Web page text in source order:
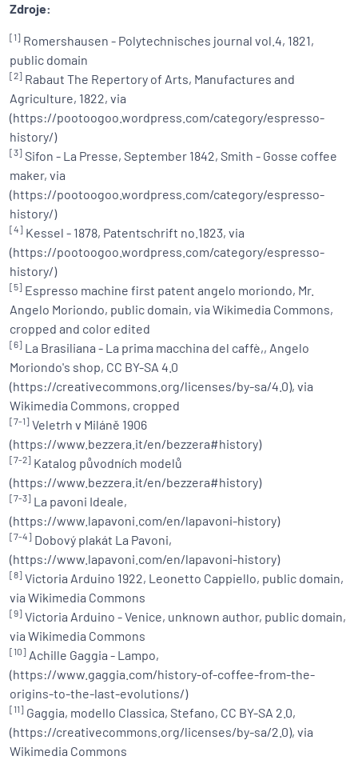
Zdroje:
[1] Romershausen - Polytechnisches journal vol.4, 1821,
public domain
[2] Rabaut The Repertory of Arts, Manufactures and
Agriculture, 1822, via
(https://pootoogoo.wordpress.com/category/espresso-
history/)
[3] Sifon - La Presse, September 1842, Smith - Gosse coffee
maker, via
(https://pootoogoo.wordpress.com/category/espresso-
history/)
[4] Kessel - 1878, Patentschrift no.1823, via
(https://pootoogoo.wordpress.com/category/espresso-
history/)
[5] Espresso machine first patent angelo moriondo, Mr.
Angelo Moriondo, public domain, via Wikimedia Commons,
cropped and color edited
[6] La Brasiliana - La prima macchina del caffè,, Angelo
Moriondo's shop, CC BY-SA 4.0
(https://creativecommons.org/licenses/by-sa/4.0), via
Wikimedia Commons, cropped
[7-1] Veletrh v Miláně 1906
(https://www.bezzera.it/en/bezzera#history)
[7-2] Katalog původních modelů
(https://www.bezzera.it/en/bezzera#history)
[7-3] La pavoni Ideale,
(https://www.lapavoni.com/en/lapavoni-history)
[7-4] Dobový plakát La Pavoni,
(https://www.lapavoni.com/en/lapavoni-history)
[8] Victoria Arduino 1922, Leonetto Cappiello, public domain,
via Wikimedia Commons
[9] Victoria Arduino - Venice, unknown author, public domain,
via Wikimedia Commons
[10] Achille Gaggia - Lampo,
(https://www.gaggia.com/history-of-coffee-from-the-
origins-to-the-last-evolutions/)
[11] Gaggia, modello Classica, Stefano, CC BY-SA 2.0,
(https://creativecommons.org/licenses/by-sa/2.0), via
Wikimedia Commons